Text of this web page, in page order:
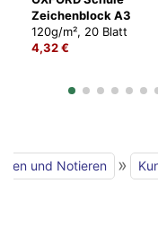
Zeichenblock A3
120g/m², 20 Blatt
4,32 €
und Notieren »